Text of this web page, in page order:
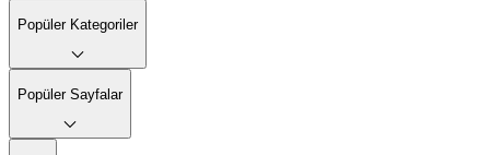
Popüler Kategoriler
Popüler Sayfalar